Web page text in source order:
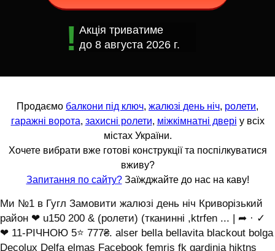
Акція триватиме
до 8 августа 2026 г.
Продаємо балкони під ключ, жалюзі день ніч, ролети,
гаражні ворота, захисні ролети, міжкімнатні двері у всіх
містах України.
Хочете вибрати вже готові конструкції та поспілкуватися
вживу?
Запитання по сайту?Заїжджайте до нас на каву!
Ми №1 в Гугл Замовити жалюзі день ніч Криворізький
район ❤ u150 200 & (ролети) (тканинні ,ktrfen ... | ➦ · ✓
❤ 11-РІЧНОЮ 5⭐ 777₴. alser bella bellavita blackout bolga
Decolux Delfa elmas Facebook femris fk gardinia hjktns